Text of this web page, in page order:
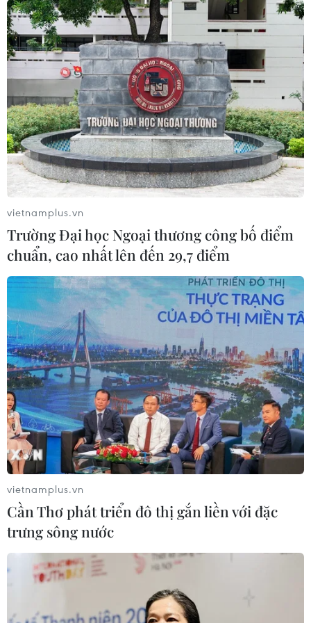
vietnamplus.vn
Trường Đại học Ngoại thương công bố điểm
chuẩn, cao nhất lên đến 29,7 điểm
vietnamplus.vn
Cần Thơ phát triển đô thị gắn liền với đặc
trưng sông nước